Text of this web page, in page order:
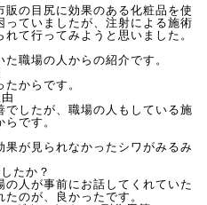
の目尻に効果のある化粧品を使
ていましたが、注射による施術
て行ってみようと思いました。
職場の人からの紹介です。
からです。
したが、職場の人もしている施
です。
が見られなかったシワがみるみ
たか？
人が事前にお話してくれていた
のが、良かったです。